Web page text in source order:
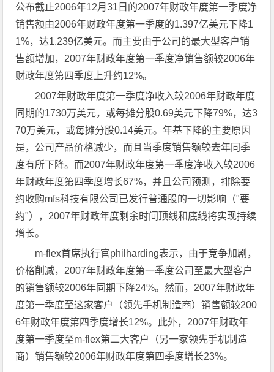
公布截止2006年12月31日的2007年财政年度第一季度净
销售额由2006年财政年度第一季度的1.397亿美元下降1
1%，达1.239亿美元。而主要由于公司的最大型客户销
售额增加，2007年财政年度第一季度净销售额较2006年
财政年度第四季度上升约12%。
2007年财政年度第一季度净收入较2006年财政年度
同期的1730万美元，或每摊分股0.69美元下降79%，达3
70万美元，或每摊分股0.14美元。年基下降的主要原因
是，公司产品价格减少，而且当季度销售额较去年同季
度有所下降。而2007年财政年度第一季度净收入较2006
年财政年度第四季度增长67%，并且公司预测，排除要
约收购mfs科技有限公司已发行普通股的一切影响（"要
约"），2007年财政年度剩余时间顶线和底线将实现持续
增长。
m-flex首席执行官philharding表示，由于竞争加剧，
价格削减，2007年财政年度第一季度公司至最大型客户
的销售额较2006年同期下降24%。然而，2007年财政年
度第一季度至这家客户（领先手机制造商）销售额较200
6年财政年度第四季度增长12%。此外，2007年财政年
度第一季度至m-flex第二大客户（另一家领先手机制造
商）销售额较2006年财政年度第四季度增长23%。